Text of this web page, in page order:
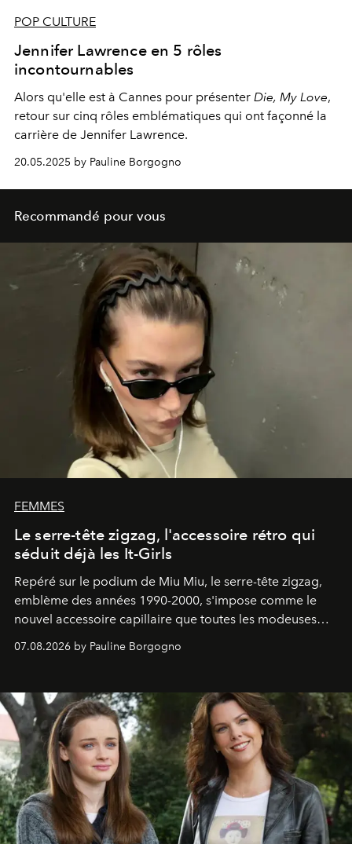
POP CULTURE
Jennifer Lawrence en 5 rôles
incontournables
Alors qu'elle est à Cannes pour présenter Die, My Love,
retour sur cinq rôles emblématiques qui ont façonné la
carrière de Jennifer Lawrence.
20.05.2025 by Pauline Borgogno
Recommandé pour vous
FEMMES
Le serre-tête zigzag, l'accessoire rétro qui
séduit déjà les It-Girls
Repéré sur le podium de Miu Miu, le serre-tête zigzag,
emblème des années 1990-2000, s'impose comme le
nouvel accessoire capillaire que toutes les modeuses
07.08.2026 by Pauline Borgogno